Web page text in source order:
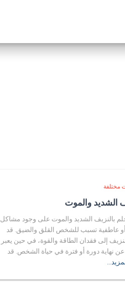
مختلفة
الشديد والموت
بالنزيف الشديد والموت على وجود مشاكل
عاطفية تسبب للشخص القلق والضيق. قد
إلى فقدان الطاقة والقوة، في حين يعبر
نهاية دورة أو فترة في حياة الشخص. قد